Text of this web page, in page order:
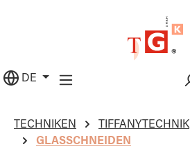
DE
TECHNIKEN TIFFANYTECHNIK
GLASSCHNEIDEN